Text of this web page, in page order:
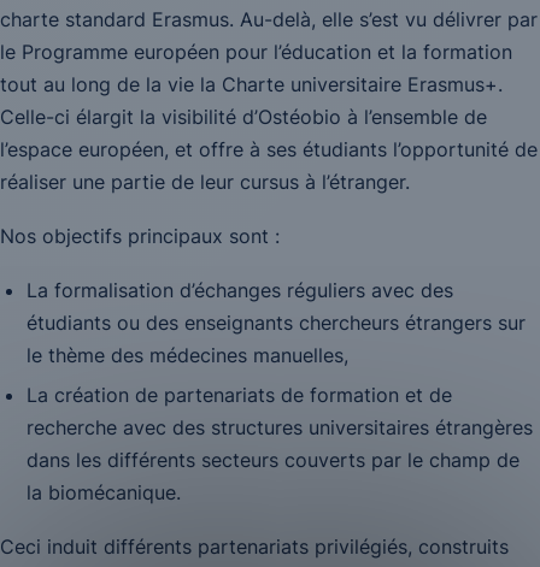
charte standard Erasmus. Au-delà, elle s’est vu délivrer par
le Programme européen pour l’éducation et la formation
tout au long de la vie la Charte universitaire Erasmus+.
Celle-ci élargit la visibilité d’Ostéobio à l’ensemble de
l’espace européen, et offre à ses étudiants l’opportunité de
réaliser une partie de leur cursus à l’étranger.
Nos objectifs principaux sont :
La formalisation d’échanges réguliers avec des
étudiants ou des enseignants chercheurs étrangers sur
le thème des médecines manuelles,
La création de partenariats de formation et de
recherche avec des structures universitaires étrangères
dans les différents secteurs couverts par le champ de
la biomécanique.
Ceci induit différents partenariats privilégiés, construits